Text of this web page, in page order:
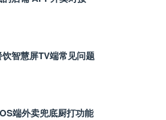
智慧屏TV端常见问题
端外卖兜底厨打功能